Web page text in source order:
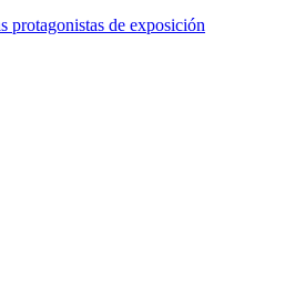
protagonistas de exposición